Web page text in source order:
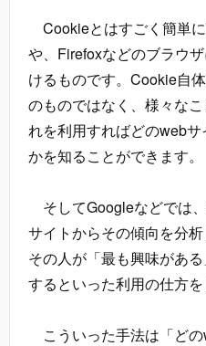
Cookieとはすごく簡単
や、Firefoxなどのブラウ
けるものです。Cookie自
のものではなく、様々な
れを利用すればどのweb
かを知ることができます。
そしてGoogleなどでは
サイトからその傾向を分析
その人が「最も興味があ
するといった利用の仕方を
こういった手法は「どの